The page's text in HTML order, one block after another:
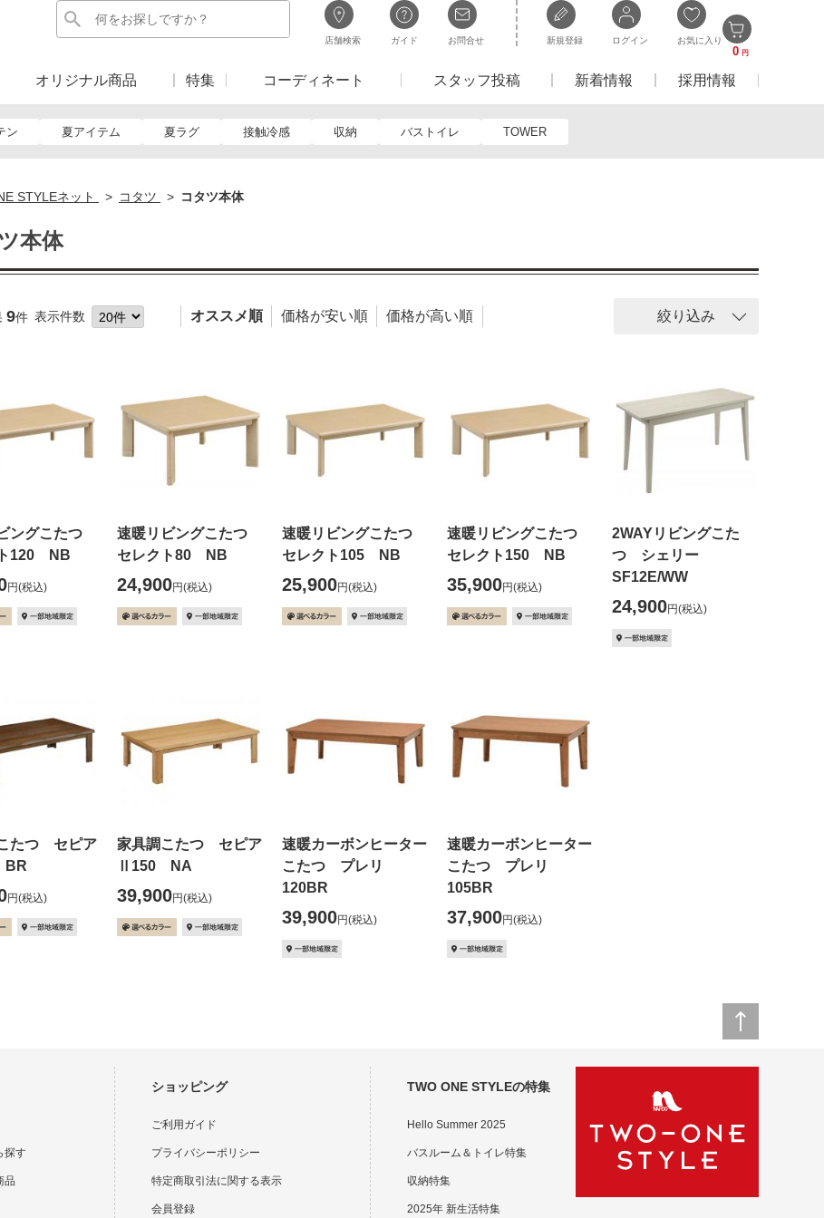
店舗検索 ガイド お問合せ 新規登録 ログイン お気に入り
0 円
オリジナル商品 特集 コーディネート スタッフ投稿 新着情報 採用情報
ン 夏アイテム 夏ラグ 接触冷感 収納 バストイレ TOWER
STYLEネット コタツ コタツ本体
本体
9件 表示件数 オススメ順 価格が安い順 価格が高い順 絞り込み
ングこたつ
120 NB
円(税込)
速暖リビングこたつ
セレクト80 NB
24,900円(税込)
速暖リビングこたつ
セレクト105 NB
25,900円(税込)
速暖リビングこたつ
セレクト150 NB
35,900円(税込)
2WAYリビングこた
つ シェリー
SF12E/WW
24,900円(税込)
たつ セピア
円(税込)
家具調こたつ セピア
Ⅱ150 NA
39,900円(税込)
速暖カーボンヒーター
こたつ プレリ
120BR
39,900円(税込)
速暖カーボンヒーター
こたつ プレリ
105BR
37,900円(税込)
探す
品
ショッピング
ご利用ガイド
プライバシーポリシー
特定商取引法に関する表示
会員登録
TWO ONE STYLEの特集
Hello Summer 2025
バスルーム＆トイレ特集
収納特集
2025年 新生活特集